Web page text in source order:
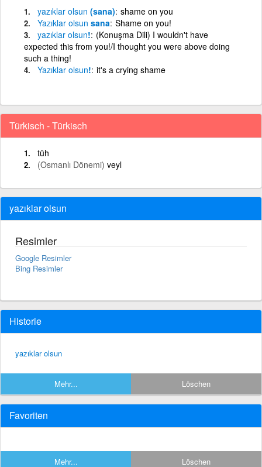
yazıklar olsun (sana) shame on you
Yazıklar olsun sana Shame on you!
yazıklar olsun! (Konuşma Dili) I wouldn't have
expected this from you!/I thought you were above doing
such a thing!
Yazıklar olsun! it's a crying shame
Türkisch - Türkisch
tüh
(Osmanlı Dönemi) veyl
yazıklar olsun
Resimler
Google Resimler
Bing Resimler
Historie
yazıklar olsun
Mehr... Löschen
Favoriten
Mehr... Löschen